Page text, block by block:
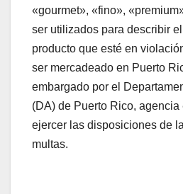
«gourmet», «fino»,
ser utilizados para describir
producto que esté en
ser mercadeado en Puerto
embargado por el
(DA) de Puerto Rico,
ejercer las disposiciones de
multas.